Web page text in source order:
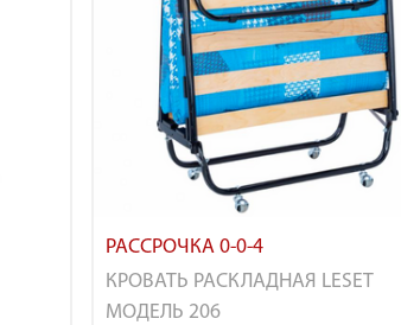
РАССРОЧКА 0-0-4
КРОВАТЬ РАСКЛАДНАЯ LESET
МОДЕЛЬ 206